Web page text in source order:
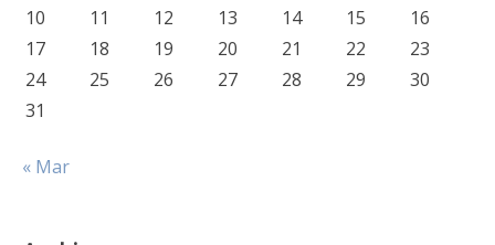
10
11 12 13 14 15
16
17
18 19 20 21 22
23
24
25 26 27 28 29
30
31
« Mar